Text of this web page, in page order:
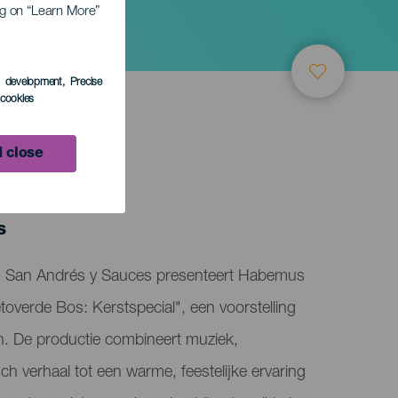
on “Learn More”
development, Precise
close
Andrés y Sauces presenteert Habemus
Bos: Kerstspecial", een voorstelling
De productie combineert muziek,
verhaal tot een warme, feestelijke ervaring